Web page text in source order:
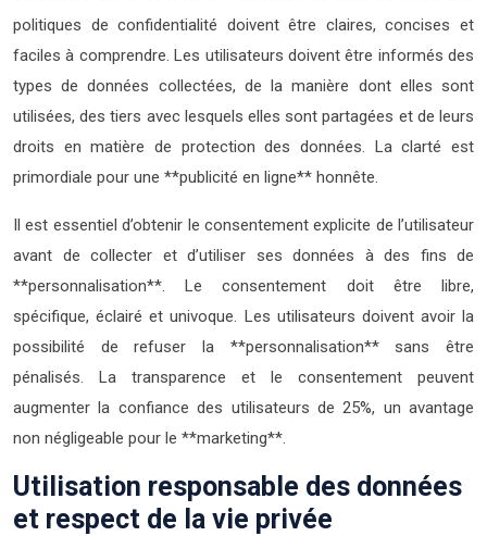
politiques de confidentialité doivent être claires, concises et
faciles à comprendre. Les utilisateurs doivent être informés des
types de données collectées, de la manière dont elles sont
utilisées, des tiers avec lesquels elles sont partagées et de leurs
droits en matière de protection des données. La clarté est
primordiale pour une **publicité en ligne** honnête.
Il est essentiel d’obtenir le consentement explicite de l’utilisateur
avant de collecter et d’utiliser ses données à des fins de
**personnalisation**. Le consentement doit être libre,
spécifique, éclairé et univoque. Les utilisateurs doivent avoir la
possibilité de refuser la **personnalisation** sans être
pénalisés. La transparence et le consentement peuvent
augmenter la confiance des utilisateurs de 25%, un avantage
non négligeable pour le **marketing**.
Utilisation responsable des données
et respect de la vie privée